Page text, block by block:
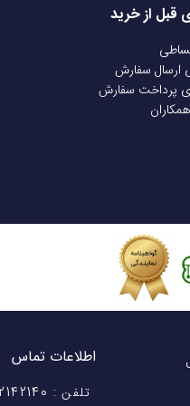
قبل از خرید
ارسال سفارش
پرداخت سفارش
شماست! با 28 سال
اطلاعات تماس
تلفن : 02142140